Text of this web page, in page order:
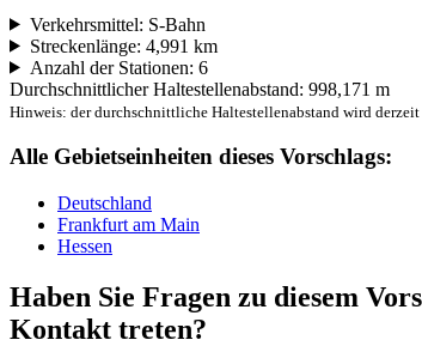
Verkehrsmittel: S-Bahn
Streckenlänge: 4,991 km
Anzahl der Stationen: 6
Durchschnittlicher Haltestellenabstand: 998,171 m
Hinweis: der durchschnittliche Haltestellenabstand wird
Alle Gebietseinheiten dieses Vorschlags:
Deutschland
Frankfurt am Main
Hessen
Haben Sie Fragen zu diesem
Kontakt treten?